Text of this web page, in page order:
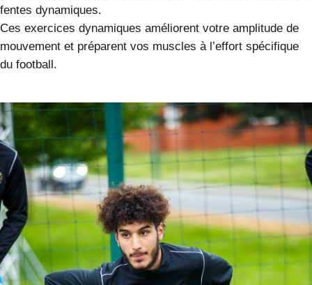
fentes dynamiques.
Ces exercices dynamiques améliorent votre amplitude de
mouvement et préparent vos muscles à l’effort spécifique
du football.